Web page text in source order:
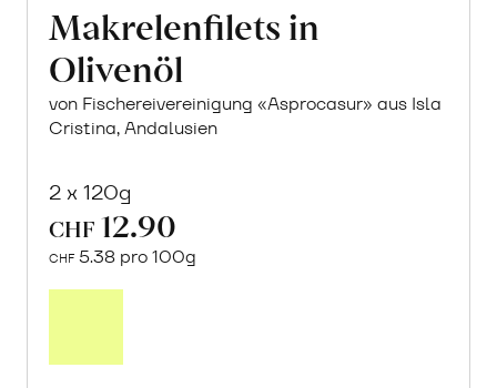
Makrelenfilets in
Olivenöl
von Fischereivereinigung «Asprocasur» aus Isla
Cristina, Andalusien
2 x 120g
CHF 12.90
CHF 5.38 pro 100g